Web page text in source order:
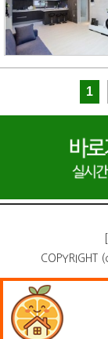
1
COPYRIGHT